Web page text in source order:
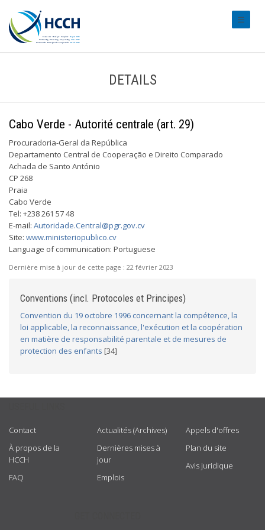
DETAILS
Cabo Verde - Autorité centrale (art. 29)
Procuradoria-Geral da República
Departamento Central de Cooperação e Direito Comparado
Achada de Santo António
CP 268
Praia
Cabo Verde
Tel: +238 261 57 48
E-mail: Autoridade.Central@pgr.gov.cv
Site: www.ministeriopublico.cv
Language of communication: Portuguese
Dernière mise à jour de cette page : 22 février 2023
Conventions (incl. Protocoles et Principes)
Convention du 19 octobre 1996 concernant la compétence, la
loi applicable, la reconnaissance, l'exécution et la coopération
en matière de responsabilité parentale et de mesures de
protection des enfants [34]
Contact
À propos de la
HCCH
FAQ
Actualités (Archives)
Dernières mises à
jour
Emplois
Appels d'offres
Plan du site
Avis juridique